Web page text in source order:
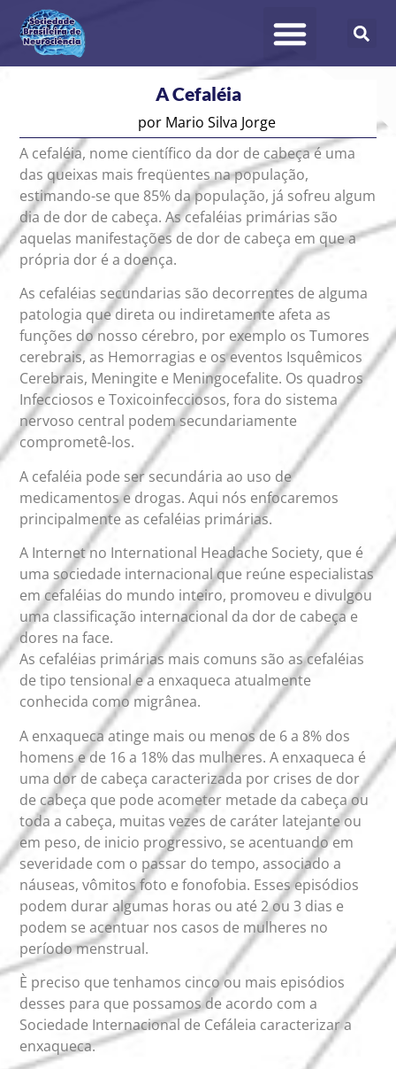
A Cefaléia
por Mario Silva Jorge
A cefaléia, nome científico da dor de cabeça é uma
das queixas mais freqüentes na população,
estimando-se que 85% da população, já sofreu algum
dia de dor de cabeça. As cefaléias primárias são
aquelas manifestações de dor de cabeça em que a
própria dor é a doença.
As cefaléias secundarias são decorrentes de alguma
patologia que direta ou indiretamente afeta as
funções do nosso cérebro, por exemplo os Tumores
cerebrais, as Hemorragias e os eventos Isquêmicos
Cerebrais, Meningite e Meningocefalite. Os quadros
Infecciosos e Toxicoinfecciosos, fora do sistema
nervoso central podem secundariamente
comprometê-los.
A cefaléia pode ser secundária ao uso de
medicamentos e drogas. Aqui nós enfocaremos
principalmente as cefaléias primárias.
A Internet no International Headache Society, que é
uma sociedade internacional que reúne especialistas
em cefaléias do mundo inteiro, promoveu e divulgou
uma classificação internacional da dor de cabeça e
dores na face.
As cefaléias primárias mais comuns são as cefaléias
de tipo tensional e a enxaqueca atualmente
conhecida como migrânea.
A enxaqueca atinge mais ou menos de 6 a 8% dos
homens e de 16 a 18% das mulheres. A enxaqueca é
uma dor de cabeça caracterizada por crises de dor
de cabeça que pode acometer metade da cabeça ou
toda a cabeça, muitas vezes de caráter latejante ou
em peso, de inicio progressivo, se acentuando em
severidade com o passar do tempo, associado a
náuseas, vômitos foto e fonofobia. Esses episódios
podem durar algumas horas ou até 2 ou 3 dias e
podem se acentuar nos casos de mulheres no
período menstrual.
È preciso que tenhamos cinco ou mais episódios
desses para que possamos de acordo com a
Sociedade Internacional de Cefáleia caracterizar a
enxaqueca.